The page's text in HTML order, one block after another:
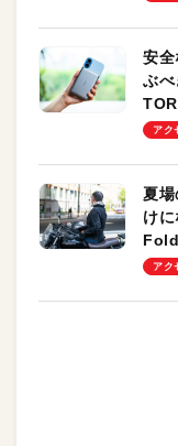
安
ぶべ
ーも
アク
夏
け
却プ
アク